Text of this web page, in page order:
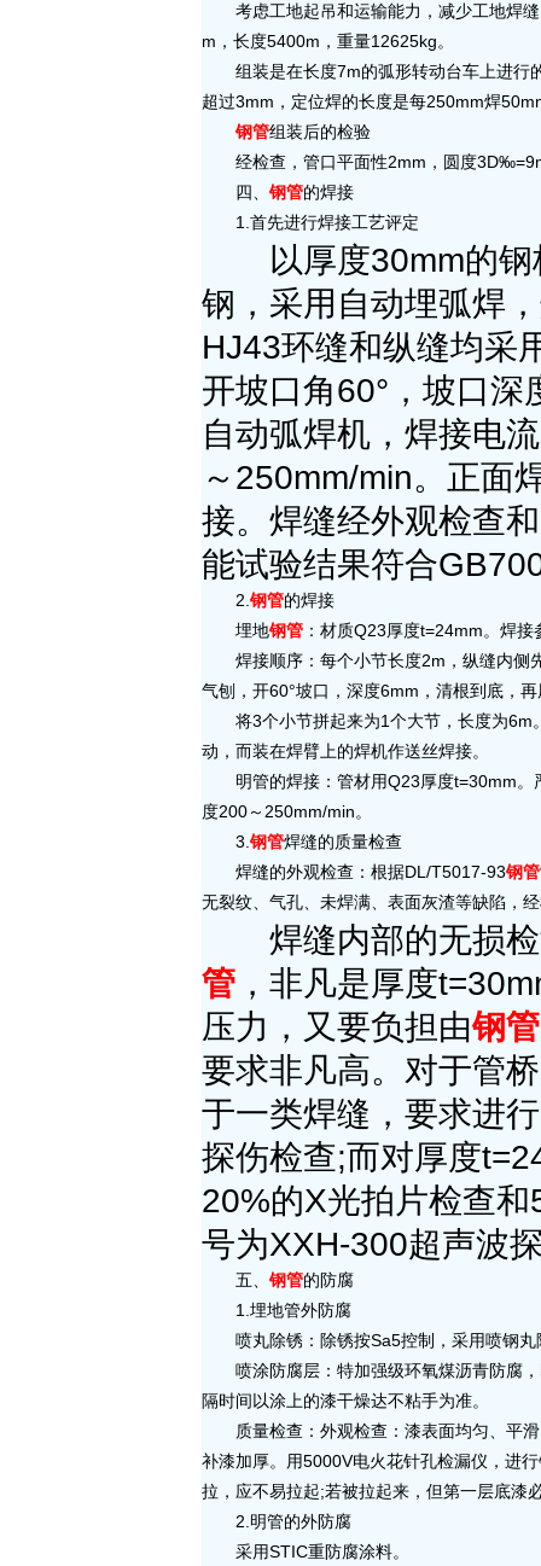
考虑工地起吊和运输能力，减少工地焊缝
m，长度5400m，重量12625kg。
组装是在长度7m的弧形转动台车上进行
超过3mm，定位焊的长度是每250mm焊
钢管组装后的检验
经检查，管口平面性2mm，圆度
四、 钢管的焊接
1.首先进行焊接工艺评定
以厚度30mm的钢
钢，采用自动埋弧焊
HJ43环缝和纵缝均采
开坡口角60°，坡口
自动弧焊机，焊接电
～250mm/min。正面
接。焊缝经外观检查
能试验结果符合
2. 钢管的焊接
埋地钢管 ：材质Q23厚度t=24mm。焊
焊接顺序：每个小节长度2m，纵缝内侧先
气刨，开60°坡口，深度6mm，清根到底，
将3个小节拼起来为1个大节，长度为6m
动，而装在焊臂上的焊机作送丝焊接。
明管的焊接：管材用Q23厚度t=30mm。
度200～250mm/min。
3. 钢管焊缝的质量检查
焊缝的外观检查：根据DL/T5017-93钢管
无裂纹、气孔、未焊满、表面灰渣等缺陷，
焊缝内部的无损检
管 ，非凡是厚度
压力，又要负担由钢管
要求非凡高。对于管
于一类焊缝，要求进
探伤检查;而对厚度
20%的X光拍片检查
号为XXH-300超声波
五、 钢管的防腐
1.埋地管外防腐
喷丸除锈：除锈按Sa5控制，采用喷钢丸
喷涂防腐层：特加强级环氧煤沥青防腐，
隔时间以涂上的漆干燥达不粘手为准。
质量检查：外观检查：漆表面均匀、平滑
补漆加厚。用5000V电火花针孔检漏仪，进
拉，应不易拉起;若被拉起来，但第一层底漆
2.明管的外防腐
采用STIC重防腐涂料。